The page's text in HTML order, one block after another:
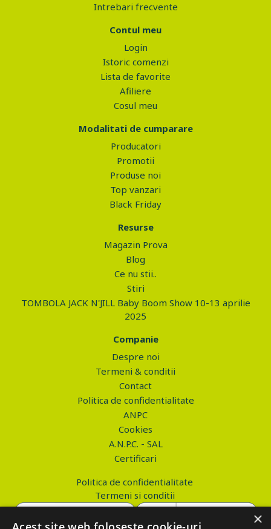
Intrebari frecvente
Contul meu
Login
Istoric comenzi
Lista de favorite
Afiliere
Cosul meu
Modalitati de cumparare
Producatori
Promotii
Produse noi
Top vanzari
Black Friday
Resurse
Magazin Prova
Blog
Ce nu stii..
Stiri
TOMBOLA JACK N'JILL Baby Boom Show 10-13 aprilie
2025
Companie
Despre noi
Termeni & conditii
Contact
Politica de confidentialitate
ANPC
Cookies
A.N.P.C. - SAL
Certificari
Politica de confidentialitate
Termeni si conditii
×